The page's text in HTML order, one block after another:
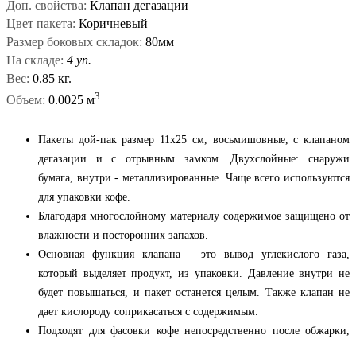
Доп. свойства: Клапан дегазации
Цвет пакета: Коричневый
Размер боковых складок: 80мм
На складе: 4 уп.
Вес: 0.85 кг.
Объем: 0.0025 м3
Пакеты дой-пак размер 11х25 см, восьмишовные, с клапаном
дегазации и с отрывным замком. Двухслойные: снаружи
бумага, внутри - металлизированные. Чаще всего используются
для упаковки кофе.
Благодаря многослойному материалу содержимое защищено от
влажности и посторонних запахов.
Основная функция клапана – это вывод углекислого газа,
который выделяет продукт, из упаковки. Давление внутри не
будет повышаться, и пакет останется целым. Также клапан не
дает кислороду соприкасаться с содержимым.
Подходят для фасовки кофе непосредственно после обжарки,